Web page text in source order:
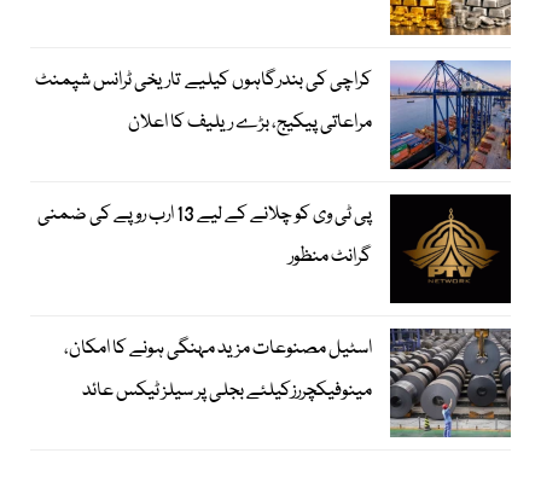
کراچی کی بندرگاہوں کیلیے تاریخی ٹرانس شپمنٹ
مراعاتی پیکیج، بڑے ریلیف کا اعلان
پی ٹی وی کو چلانے کے لیے 13 ارب روپے کی ضمنی
گرانٹ منظور
اسٹیل مصنوعات مزید مہنگی ہونے کا امکان،
مینوفیکچررزکیلئے بجلی پر سیلز ٹیکس عائد